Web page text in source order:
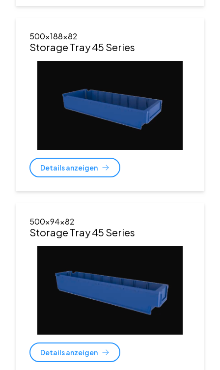
500x188x82
Storage Tray 45 Series
Details anzeigen
500x94x82
Storage Tray 45 Series
Details anzeigen